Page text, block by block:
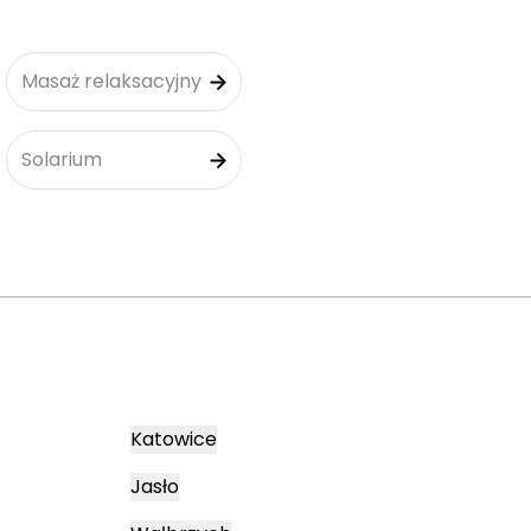
Masaż relaksacyjny
Solarium
Katowice
Jasło